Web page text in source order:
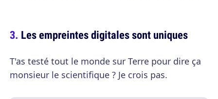
Les empreintes digitales sont uniques
T'as testé tout le monde sur Terre pour dire ça
monsieur le scientifique ? Je crois pas.